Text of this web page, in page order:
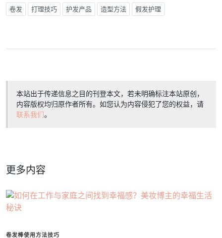
卷发 打理技巧 护发产品 造型方法 假发护理
本站出于传递信息之目的刊登本文，若未明确标注本站原创，
内容版权均归原作者所有。如您认为内容侵犯了您的权益，请
联系我们。
更多内容
卷发棒使用方法技巧